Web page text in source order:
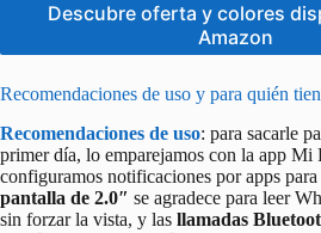
Descubre oferta y colores
Amazon
Recomendaciones de uso y para quién
Recomendaciones de uso: para sacarle
primer día, lo emparejamos con la app Mi
configuramos notificaciones por apps
pantalla de 2.0″ se agradece para leer
sin forzar la vista, y las llamadas